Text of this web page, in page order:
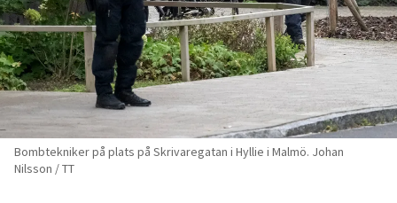
Bombtekniker på plats på Skrivaregatan i Hyllie i Malmö. Johan
Nilsson / TT